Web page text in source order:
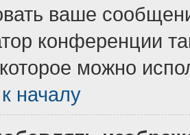
ваше
конференции
можно
началу